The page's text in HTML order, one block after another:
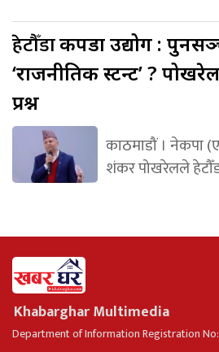
हेटौँडाकपडा उद्योग :
‘राजनीतिक स्टन्ट’ ?
प्रश्न
काठमाडौं । नेकपा
शंकर पोखरेलले
Khabarghar Multimedia
Department of Information Registration